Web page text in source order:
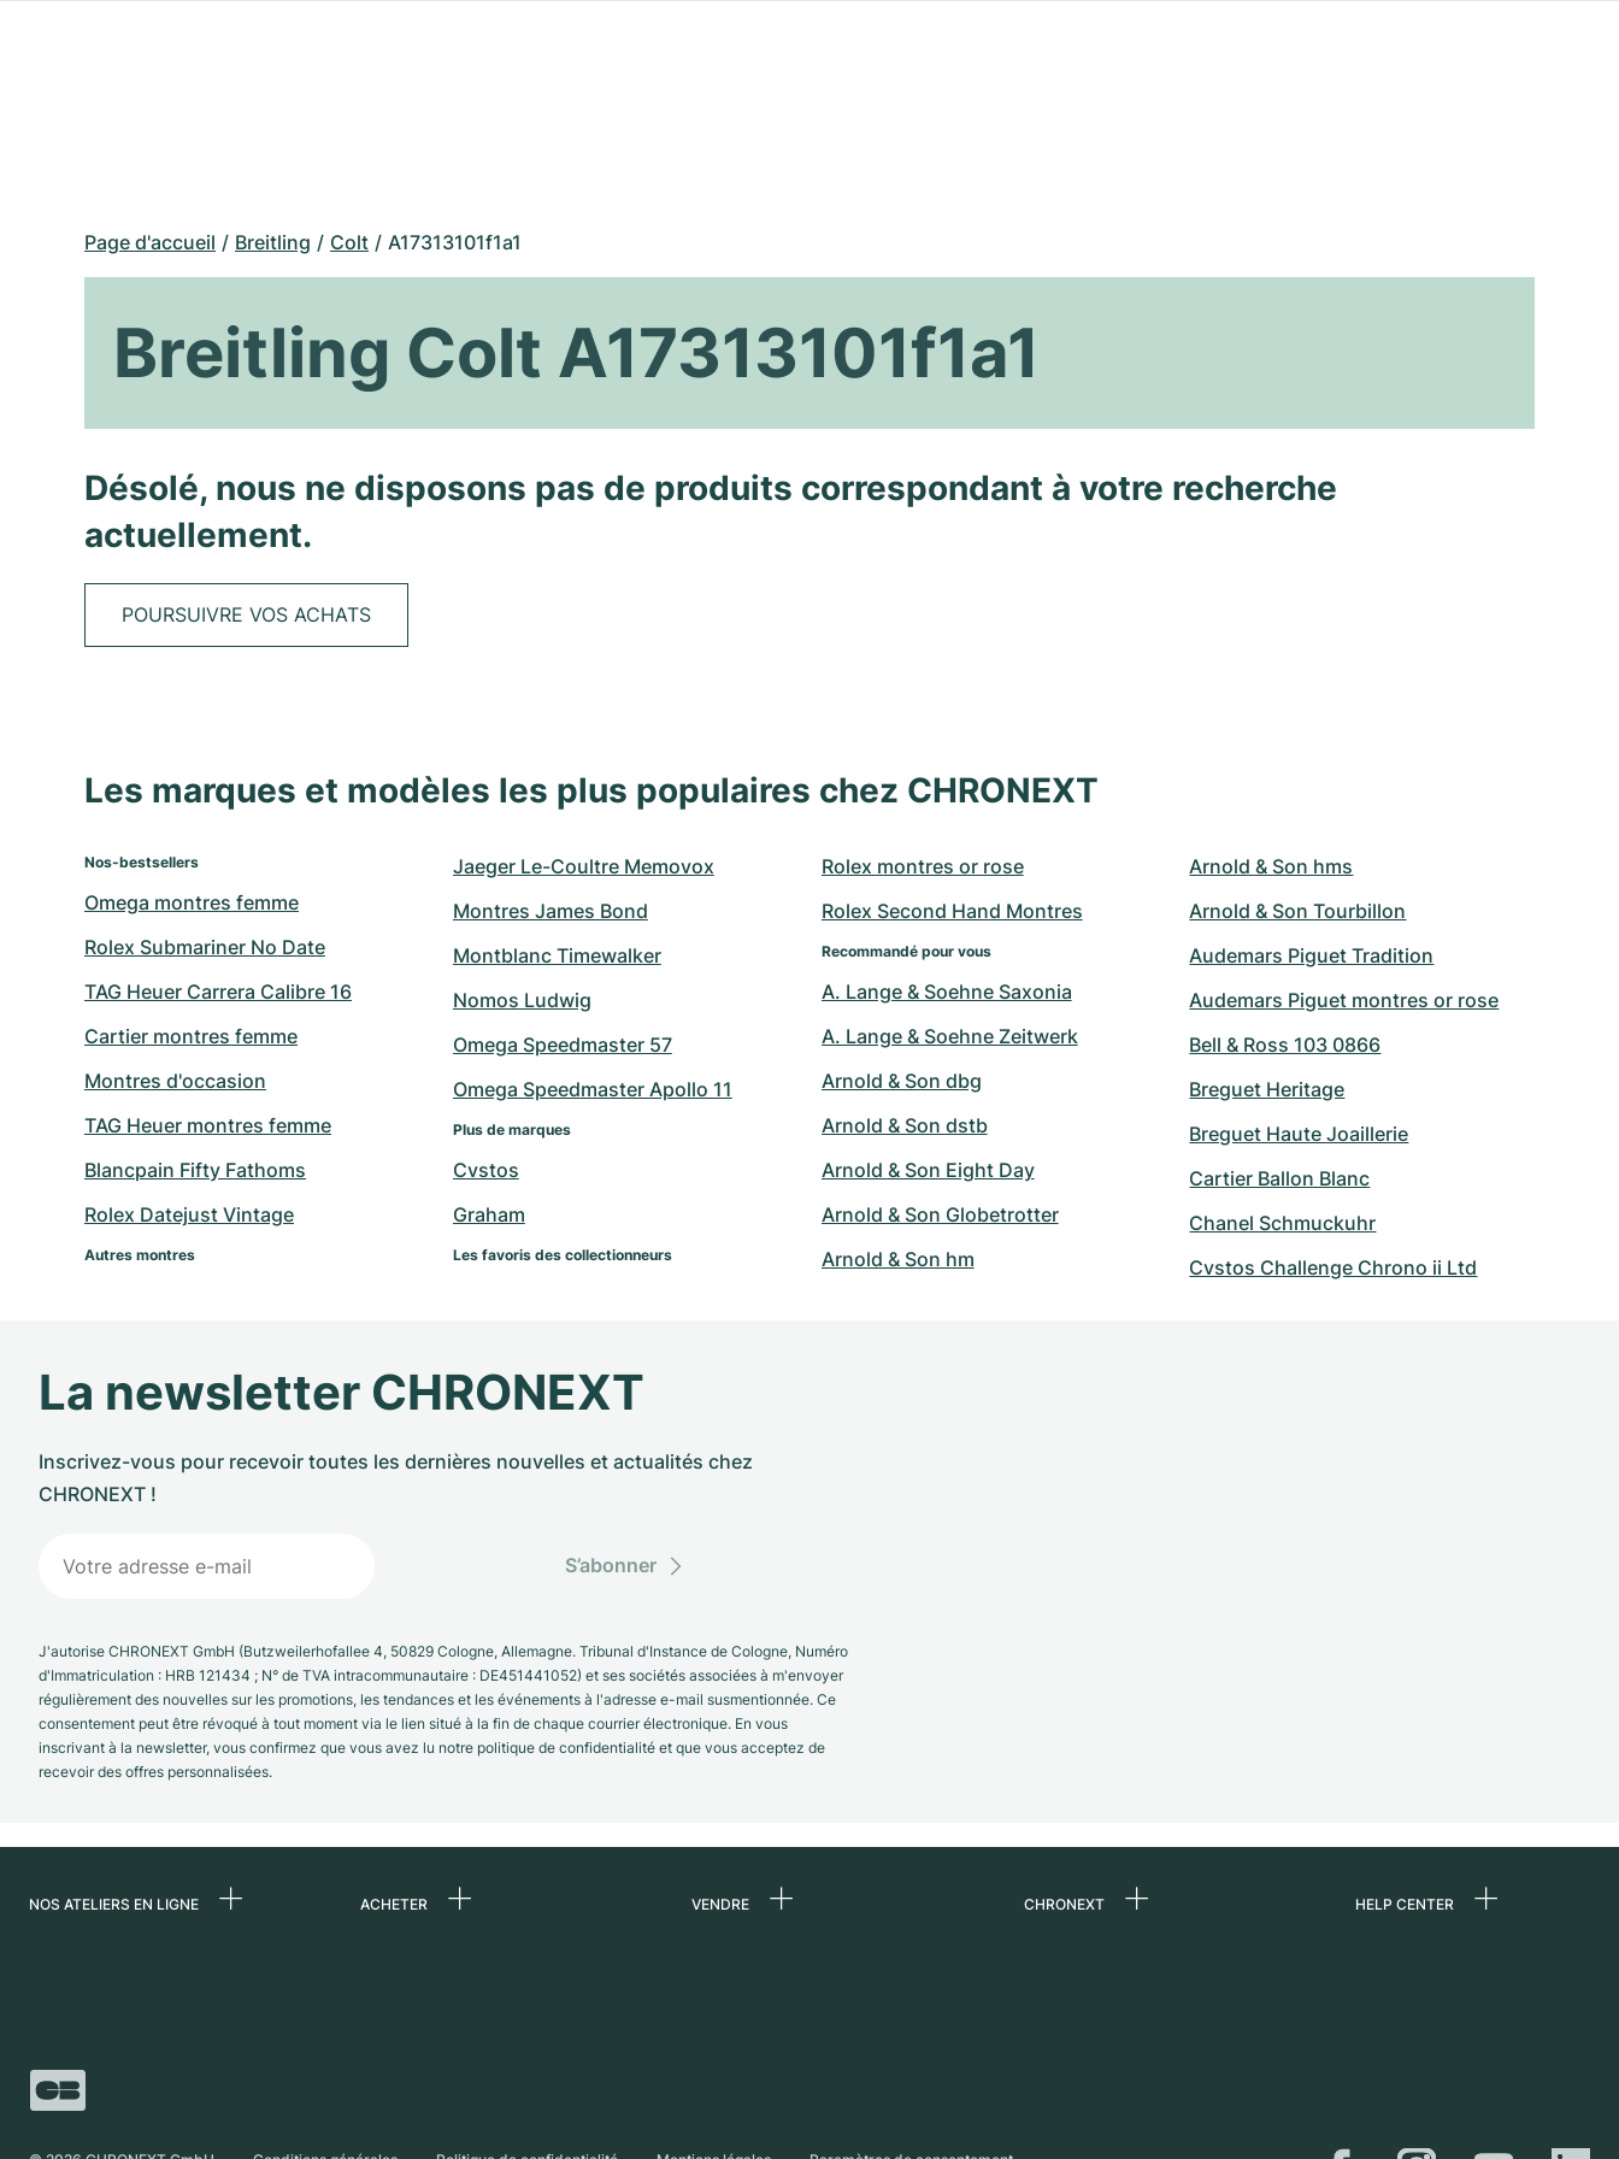
Page d'accueil Breitling Colt A17313101f1a1
Breitling Colt A17313101f1a1
Désolé, nous ne disposons pas de produits correspondant à votre recherche
actuellement.
POURSUIVRE VOS ACHATS
Les marques et modèles les plus populaires chez CHRONEXT
Nos-bestsellers
Omega montres femme
Rolex Submariner No Date
TAG Heuer Carrera Calibre 16
Cartier montres femme
Montres d'occasion
TAG Heuer montres femme
Blancpain Fifty Fathoms
Rolex Datejust Vintage
Autres montres
Jaeger Le-Coultre Memovox
Montres James Bond
Montblanc Timewalker
Nomos Ludwig
Omega Speedmaster 57
Omega Speedmaster Apollo 11
Plus de marques
Cvstos
Graham
Les favoris des collectionneurs
Rolex montres or rose
Rolex Second Hand Montres
Recommandé pour vous
A. Lange & Soehne Saxonia
A. Lange & Soehne Zeitwerk
Arnold & Son dbg
Arnold & Son dstb
Arnold & Son Eight Day
Arnold & Son Globetrotter
Arnold & Son hm
Arnold & Son hms
Arnold & Son Tourbillon
Audemars Piguet Tradition
Audemars Piguet montres or rose
Bell & Ross 103 0866
Breguet Heritage
Breguet Haute Joaillerie
Cartier Ballon Blanc
Chanel Schmuckuhr
Cvstos Challenge Chrono ii Ltd
La newsletter CHRONEXT
Inscrivez-vous pour recevoir toutes les dernières nouvelles et actualités chez
CHRONEXT !
S’abonner
J'autorise CHRONEXT GmbH (Butzweilerhofallee 4, 50829 Cologne, Allemagne. Tribunal d'Instance de Cologne, Numéro
d'Immatriculation : HRB 121434 ; N° de TVA intracommunautaire : DE451441052) et ses sociétés associées à m'envoyer
régulièrement des nouvelles sur les promotions, les tendances et les événements à l'adresse e-mail susmentionnée. Ce
consentement peut être révoqué à tout moment via le lien situé à la fin de chaque courrier électronique. En vous
inscrivant à la newsletter, vous confirmez que vous avez lu notre politique de confidentialité et que vous acceptez de
recevoir des offres personnalisées.
NOS ATELIERS EN LIGNE
Suisse
ACHETER VENDRE CHRONEXT HELP CENTER